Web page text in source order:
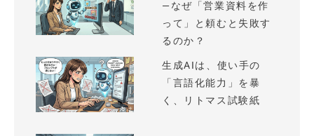
—なぜ「営業資料を作
って」と頼むと失敗す
るのか？
生成AIは、使い手の
「言語化能力」を暴
く、リトマス試験紙